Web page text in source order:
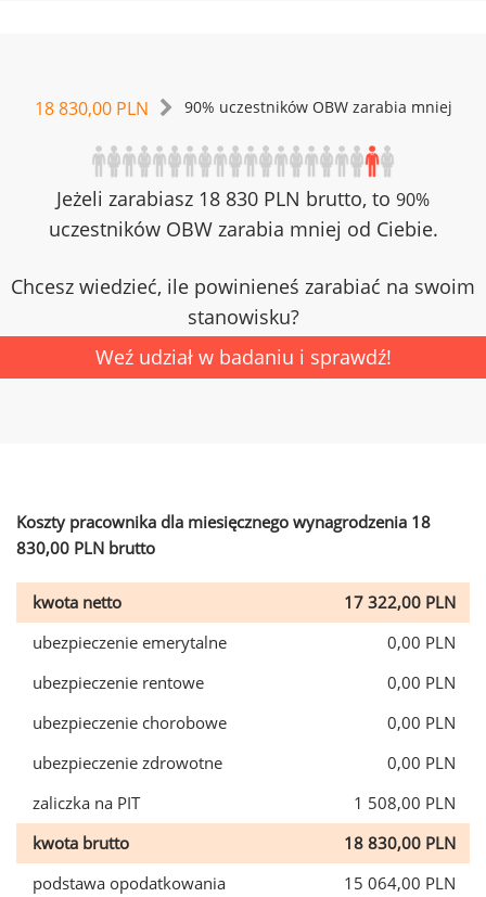
18 830,00 PLN 90% uczestników OBW zarabia mniej
Jeżeli zarabiasz 18 830 PLN brutto, to 90%
uczestników OBW zarabia mniej od Ciebie.
Chcesz wiedzieć, ile powinieneś zarabiać na swoim
stanowisku?
Weź udział w badaniu i sprawdź!
Koszty pracownika dla miesięcznego wynagrodzenia 18
830,00 PLN brutto
kwota netto
17 322,00 PLN
ubezpieczenie emerytalne
0,00 PLN
ubezpieczenie rentowe
0,00 PLN
ubezpieczenie chorobowe
0,00 PLN
ubezpieczenie zdrowotne
0,00 PLN
zaliczka na PIT
1 508,00 PLN
kwota brutto
18 830,00 PLN
podstawa opodatkowania
15 064,00 PLN